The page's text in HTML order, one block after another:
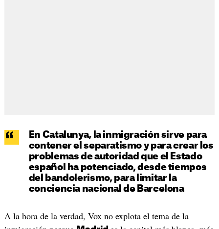
En Catalunya, la inmigración sirve para
contener el separatismo y para crear los
problemas de autoridad que el Estado
español ha potenciado, desde tiempos
del bandolerismo, para limitar la
conciencia nacional de Barcelona
A la hora de la verdad, Vox no explota el tema de la